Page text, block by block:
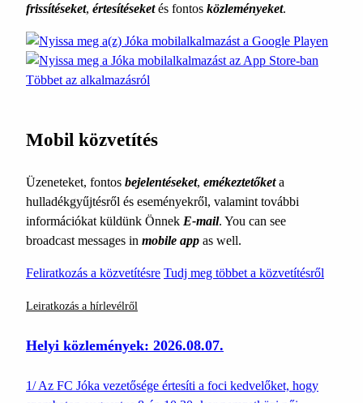
frissítéseket, értesítéseketés fontos közleményeket.
Többet az alkalmazásról
Mobil közvetítés
Üzeneteket, fontos bejelentéseket, emékeztetőketa
hulladékgyűjtésről és eseményekről, valamint további
információkat küldünk Önnek E-mail. You can see
broadcast messages in mobile app as well.
Feliratkozás a közvetítésre Tudj meg többet a közvetítésről
Leiratkozás a hírlevélről
Helyi közlemények: 2026.08.07.
1/ Az FC Jóka vezetősége értesíti a foci kedvelőket, hogy